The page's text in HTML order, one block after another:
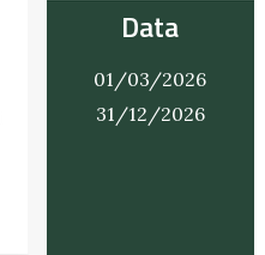
Data
01/03/2026
31/12/2026